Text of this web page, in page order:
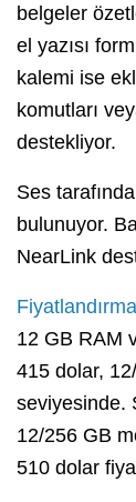
belgeler
el yazısı
kalemi ise
komutları
destekliyor.
Ses
bulunuyor.
NearLink
12 GB RAM
415 dolar,
seviyesinde.
12/256 GB
510 dolar